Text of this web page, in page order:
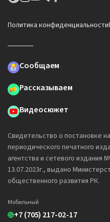
Политика конфиденциальности
Сообщаем
Рассказываем
Видеосюжет
Свидетельство о постановке
периодического печатного
агентства и сетевого издания
13.07.2023г., выдано
общественного развития РК.
Мобильный
+7 (705) 217-02-17